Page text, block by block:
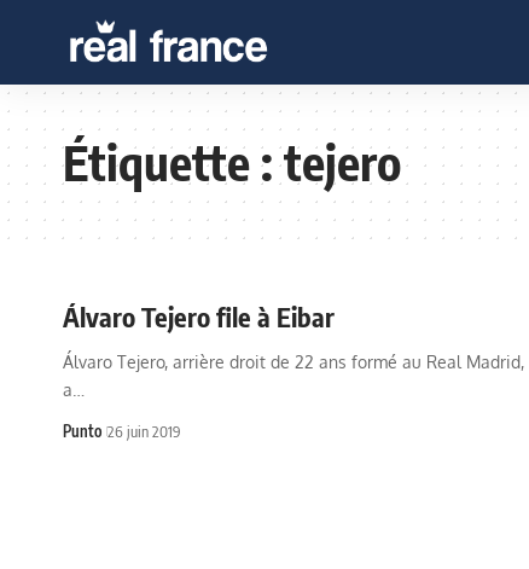
Étiquette :tejero
Álvaro Tejero file à Eibar
Álvaro Tejero, arrière droit de 22 ans formé au Real Madrid,
a…
Punto 26 juin 2019